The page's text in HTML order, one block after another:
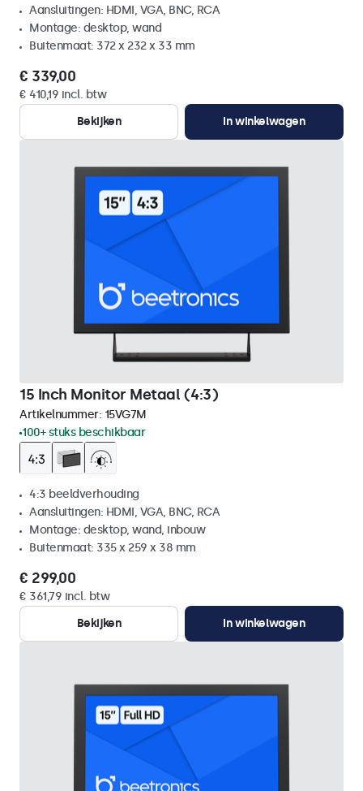
Aansluitingen: HDMI, VGA, BNC, RCA
Montage: desktop, wand
Buitenmaat: 372 x 232 x 33 mm
€ 339,00
€ 410,19 incl. btw
Bekijken
In winkelwagen
15 Inch Monitor Metaal (4:3)
Artikelnummer: 15VG7M
100+ stuks beschikbaar
4:3 beeldverhouding
Aansluitingen: HDMI, VGA, BNC, RCA
Montage: desktop, wand, inbouw
Buitenmaat: 335 x 259 x 38 mm
€ 299,00
€ 361,79 incl. btw
Bekijken
In winkelwagen